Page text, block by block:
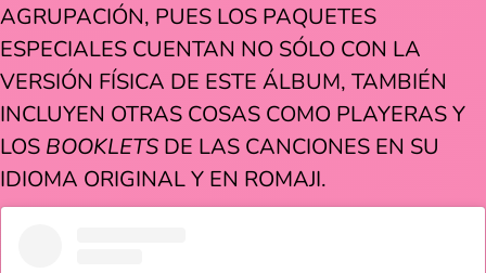
AGRUPACIÓN, PUES LOS PAQUETES
ESPECIALES CUENTAN NO SÓLO CON LA
VERSIÓN FÍSICA DE ESTE ÁLBUM, TAMBIÉN
INCLUYEN OTRAS COSAS COMO PLAYERAS Y
LOS BOOKLETS DE LAS CANCIONES EN SU
IDIOMA ORIGINAL Y EN ROMAJI.